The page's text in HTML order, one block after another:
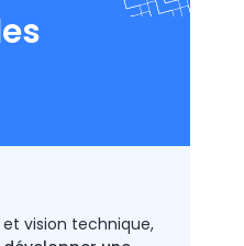
vision technique,